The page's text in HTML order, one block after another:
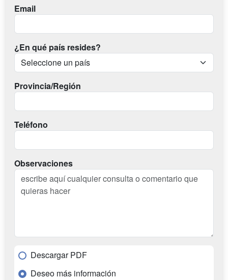
Email
¿En qué país resides?
Provincia/Región
Teléfono
Observaciones
Descargar PDF
Deseo más información